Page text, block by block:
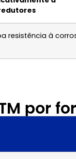
resistência à
por